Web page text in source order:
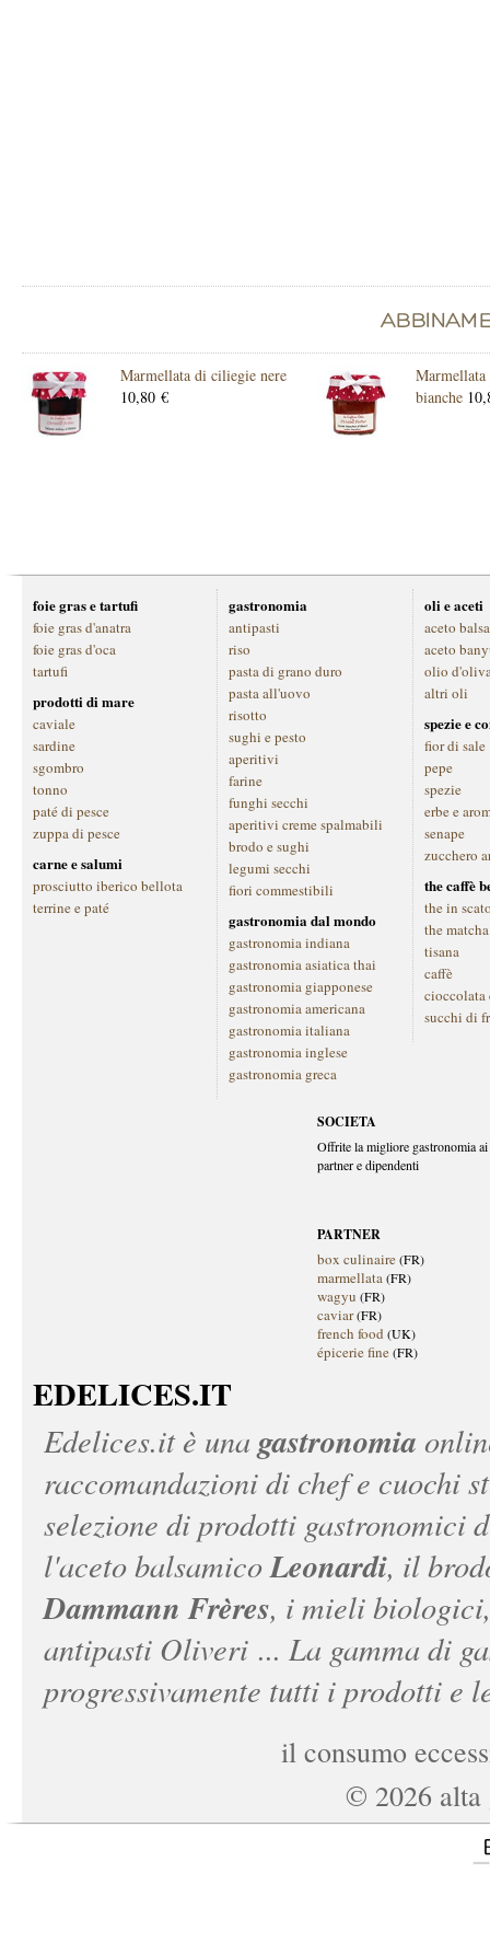
Marmellata di ciliegie nere
10,80 €
bianche
foie gras e tartufi
foie gras d'anatra
foie gras d'oca
tartufi
prodotti di mare
caviale
sardine
sgombro
tonno
paté di pesce
zuppa di pesce
carne e salumi
prosciutto iberico bellota
terrine e paté
gastronomia
antipasti
riso
pasta di grano duro
pasta all'uovo
risotto
sughi e pesto
aperitivi
farine
funghi secchi
aperitivi creme spalmabili
brodo e sughi
legumi secchi
fiori commestibili
gastronomia dal mondo
gastronomia indiana
gastronomia asiatica thai
gastronomia giapponese
gastronomia americana
gastronomia italiana
gastronomia inglese
gastronomia greca
oli e aceti
aceto
aceto
olio
altri oli
spezie e
fior di sale
pepe
spezie
erbe e
senape
zucchero
the caffè
the in
the matcha
tisana
caffè
cioccolata
succhi di
SOCIETA
Offrite la migliore gastronomia
partner e dipendenti
PARTNER
box culinaire(FR)
marmellata(FR)
wagyu (FR)
caviar(FR)
french food (UK)
épicerie fine(FR)
EDELICES.IT
Edelices.itè una gastronomia
raccomandazioni di chef e cuochi
selezione di prodotti gastronomici
l'aceto balsamicoLeonardi, il
Dammann Frères, i mieli
antipasti Oliveri ... La gamma di
progressivamente tutti i prodotti e
il consumo
© 2026